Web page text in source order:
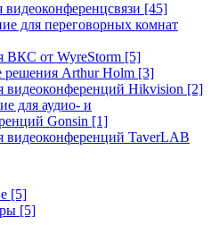
[45]
для переговорных комнат
ВКС от WyreStorm [5]
Arthur Holm [3]
видеоконференций Hikvision [2]
для аудио- и
Gonsin [1]
видеоконференций TaverLAB
[5]
[5]